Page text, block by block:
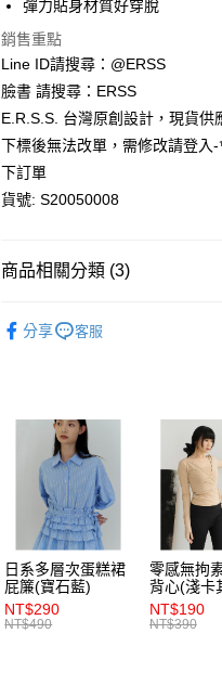
相關說明
【關於「AFTEE先享後付」】
AFTEE先享後付是「在收到商品之
便利好安心！
１．簡單：不需註冊會員、不需綁
２．便利：只要手機號碼，簡訊認
３．安心：先確認商品／服務後，再
【「AFTEE先享後付」結帳流程】
２．訂單成立數日內，您將收到繳費
※ 請注意：結帳手續完成當下不需立
絡購買商品的店家。未經商家同意取
※ 交易是否成功請以「AFTEE先享
是否繳費成功／繳費後需取消欲退
付客戶支援中心」https://
【注意事項】
１．透過由恩沛科技股份有限公司
交易，需依本服務之必要範圍內提
求債權轉讓予恩沛科技股份有限公司
２．關於個人資料處理事宜，請瀏覽
https://aftee.tw/terms/#terms3
３．未成年的使用者請事先徵得法
「AFTEE先享後付」，若未經同意
任。
ATM付款
運送方式
全家取貨付款
付款後全家取貨
萊爾富取貨付款
每筆NT$80，滿NT$1,200(含以
7-11取貨付款
每筆NT$80，滿NT$1,200(含以
付款後7-11取貨
每筆NT$80，滿NT$1,200(含以
宅配
彈力貼身材質好穿脫
銷售重點
Line ID請搜尋：@ERSS
臉書 請搜尋：ERSS
E.R.S.S. 台灣原創設計，現貨供
下標後無法改單，需修改請登
下訂單
貨號: S20050008
商品相關分類 (3)
分享 客服
日系多層次蛋糕裙
屁簾(寶石藍)
NT$290
NT$490
零感無拘
背心(淺卡
NT$190
NT$390